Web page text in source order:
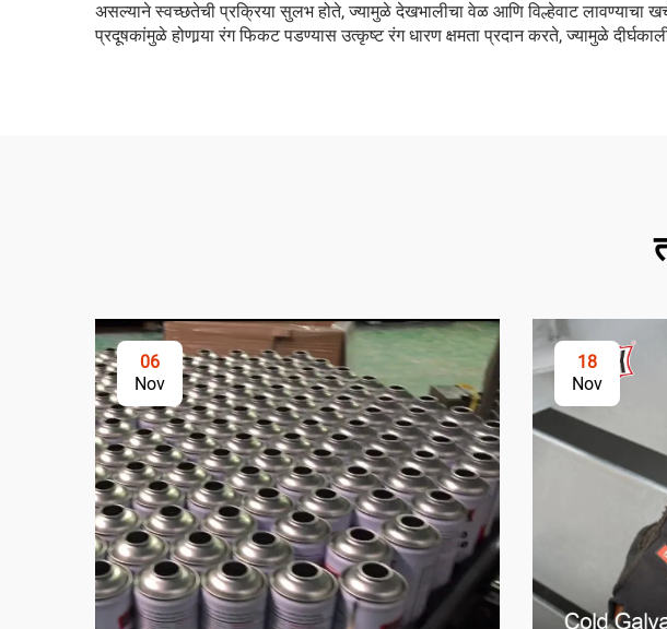
असल्याने स्वच्छतेची प्रक्रिया सुलभ होते, ज्यामुळे देखभालीचा वेळ आणि विल्हेवाट लावण्याचा
प्रदूषकांमुळे होणार्‍या रंग फिकट पडण्यास उत्कृष्ट रंग धारण क्षमता प्रदान करते, ज्यामुळे
06
Nov
18
Nov